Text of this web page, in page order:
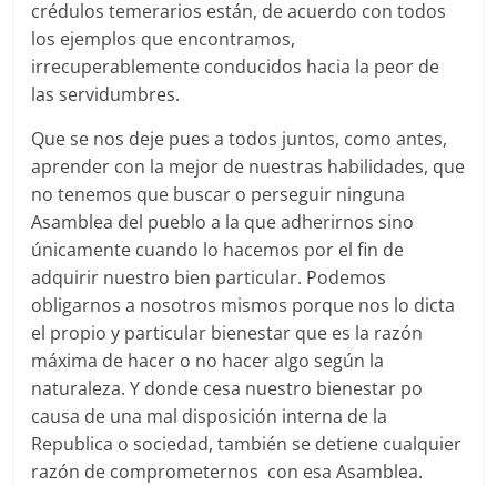
crédulos temerarios están, de acuerdo con todos
los ejemplos que encontramos,
irrecuperablemente conducidos hacia la peor de
las servidumbres.
Que se nos deje pues a todos juntos, como antes,
aprender con la mejor de nuestras habilidades, que
no tenemos que buscar o perseguir ninguna
Asamblea del pueblo a la que adherirnos sino
únicamente cuando lo hacemos por el fin de
adquirir nuestro bien particular. Podemos
obligarnos a nosotros mismos porque nos lo dicta
el propio y particular bienestar que es la razón
máxima de hacer o no hacer algo según la
naturaleza. Y donde cesa nuestro bienestar po
causa de una mal disposición interna de la
Republica o sociedad, también se detiene cualquier
razón de comprometernos con esa Asamblea.